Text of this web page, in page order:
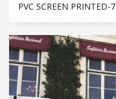
PVC SCREEN PRINTED-7